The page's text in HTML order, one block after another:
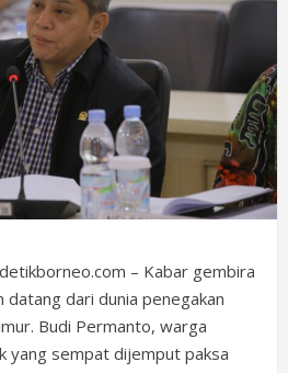
– Kabar gembira
datang dari dunia penegakan
Budi Permanto, warga
yang sempat dijemput paksa